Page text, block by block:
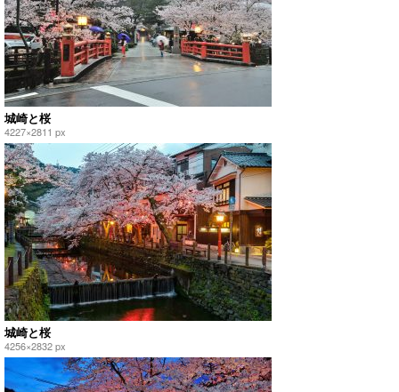
城崎と桜
4227×2811 px
城崎と桜
4256×2832 px